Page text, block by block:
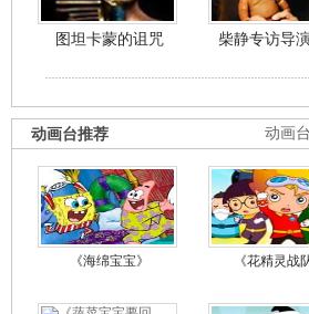
图坦卡蒙的诅咒 柴静专访导
动画台
动画台推荐
《海绵宝宝》 《花精灵战